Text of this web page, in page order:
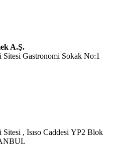
A.Ş.
Sitesi Gastronomi Sokak No:1
Sitesi , Isıso Caddesi YP2 Blok